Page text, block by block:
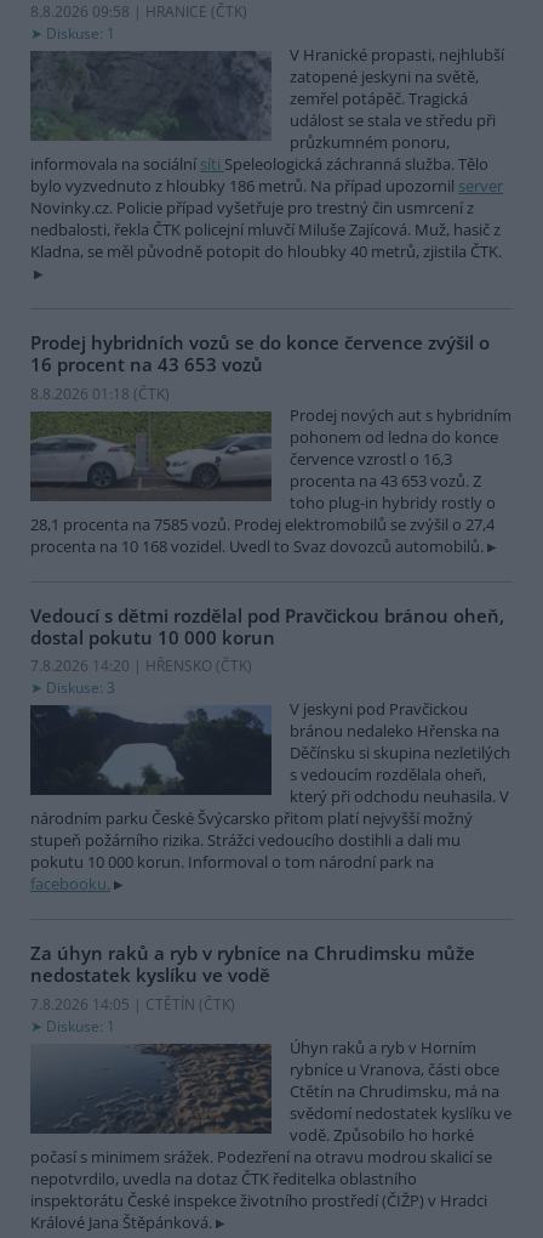
8.8.2026 09:58 | HRANICE (ČTK)
Diskuse: 1
V Hranické propasti, nejhlubší
zatopené jeskyni na světě,
zemřel potápěč. Tragická
událost se stala ve středu při
průzkumném ponoru,
informovala na sociální síti Speleologická záchranná služba. Tělo
bylo vyzvednuto z hloubky 186 metrů. Na případ upozornil server
Novinky.cz. Policie případ vyšetřuje pro trestný čin usmrcení z
nedbalosti, řekla ČTK policejní mluvčí Miluše Zajícová. Muž, hasič z
Kladna, se měl původně potopit do hloubky 40 metrů, zjistila ČTK.
Prodej hybridních vozů se do konce července zvýšil o
16 procent na 43 653 vozů
8.8.2026 01:18 (ČTK)
Prodej nových aut s hybridním
pohonem od ledna do konce
července vzrostl o 16,3
procenta na 43 653 vozů. Z
toho plug-in hybridy rostly o
28,1 procenta na 7585 vozů. Prodej elektromobilů se zvýšil o 27,4
procenta na 10 168 vozidel. Uvedl to Svaz dovozců automobilů.
Vedoucí s dětmi rozdělal pod Pravčickou bránou oheň,
dostal pokutu 10 000 korun
7.8.2026 14:20 | HŘENSKO (ČTK)
Diskuse: 3
V jeskyni pod Pravčickou
bránou nedaleko Hřenska na
Děčínsku si skupina nezletilých
s vedoucím rozdělala oheň,
který při odchodu neuhasila. V
národním parku České Švýcarsko přitom platí nejvyšší možný
stupeň požárního rizika. Strážci vedoucího dostihli a dali mu
pokutu 10 000 korun. Informoval o tom národní park na
facebooku.
Za úhyn raků a ryb v rybníce na Chrudimsku může
nedostatek kyslíku ve vodě
7.8.2026 14:05 | CTĚTÍN (ČTK)
Diskuse: 1
Úhyn raků a ryb v Horním
rybníce u Vranova, části obce
Ctětín na Chrudimsku, má na
svědomí nedostatek kyslíku ve
vodě. Způsobilo ho horké
počasí s minimem srážek. Podezření na otravu modrou skalicí se
nepotvrdilo, uvedla na dotaz ČTK ředitelka oblastního
inspektorátu České inspekce životního prostředí (ČIŽP) v Hradci
Králové Jana Štěpánková.